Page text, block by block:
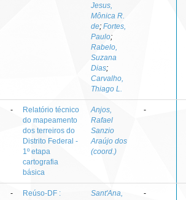
Jesus,
Mônica R.
de; Fortes,
Paulo;
Rabelo,
Suzana
Dias;
Carvalho,
Thiago L.
-
Relatório técnico
do mapeamento
dos terreiros do
Distrito Federal -
1º etapa
cartografia
básica
Anjos,
Rafael
Sanzio
Araújo dos
(coord.)
-
-
Reúso-DF :
Sant'Ana,
-